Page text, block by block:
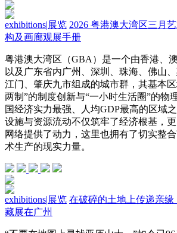
exhibitions|展览 2026 粤港澳大湾区三月
构及画廊观展手册
粤港澳大湾区（GBA）是一个由香港、
以及广东省内广州、深圳、珠海、佛山
江门、肇庆九市组成的城市群，其基本
两制”的制度创新与“一小时生活圈”的物
国经济实力最强、人均GDP最高的区域
设施与资源流动不仅筑牢了经济根基，
网络提供了动力，这里也拥有了切实整
术生产的现实力量。
exhibitions|展览 在破碎的土地上传递亲
藏展在广州